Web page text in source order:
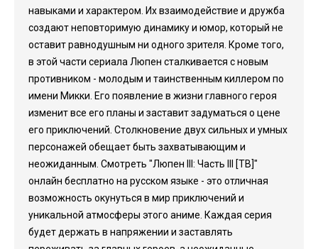
навыками и характером. Их взаимодействие и дружба
создают неповторимую динамику и юмор, который не
оставит равнодушным ни одного зрителя. Кроме того,
в этой части сериала Люпен сталкивается с новым
противником - молодым и таинственным киллером по
имени Микки. Его появление в жизни главного героя
изменит все его планы и заставит задуматься о цене
его приключений. Столкновение двух сильных и умных
персонажей обещает быть захватывающим и
неожиданным. Смотреть "Люпен III: Часть III [ТВ]"
онлайн бесплатно на русском языке - это отличная
возможность окунуться в мир приключений и
уникальной атмосферы этого аниме. Каждая серия
будет держать в напряжении и заставлять